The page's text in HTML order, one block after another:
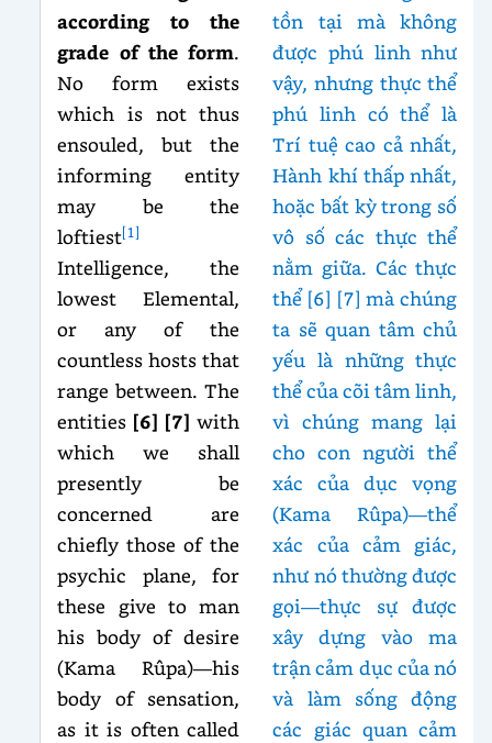
according to the
grade of the form.
No form exists
which is not thus
ensouled, but the
informing entity
may be the
loftiest[1]
Intelligence, the
lowest Elemental,
or any of the
countless hosts that
range between. The
entities [6] [7]with
which we shall
presently be
concerned are
chiefly those of the
psychic plane, for
these give to man
his body of desire
(Kama Rûpa)—his
body of sensation,
as it is often called
tồn tại mà không
được phú linh như
vậy, nhưng thực thể
phú linh có thể là
Trí tuệ cao cả nhất,
Hành khí thấp nhất,
hoặc bất kỳ trong số
vô số các thực thể
nằm giữa. Các thực
thể [6] [7] mà chúng
ta sẽ quan tâm chủ
yếu là những thực
thể của cõi tâm linh,
vì chúng mang lại
cho con người thể
xác của dục vọng
(Kama Rûpa)—thể
xác của cảm giác,
như nó thường được
gọi—thực sự được
xây dựng vào ma
trận cảm dục của nó
và làm sống động
các giác quan cảm